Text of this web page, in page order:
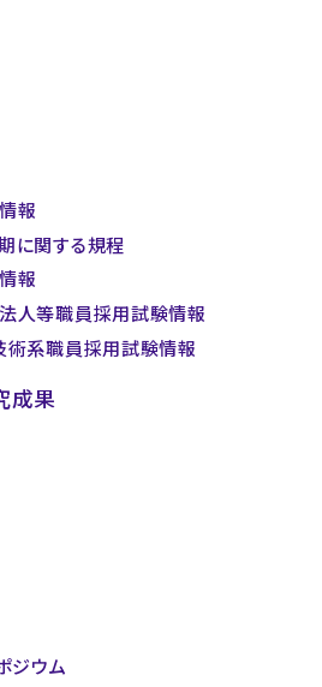
報
に関する規程
報
人等職員採用試験情報
術系職員採用試験情報
成果
ジウム